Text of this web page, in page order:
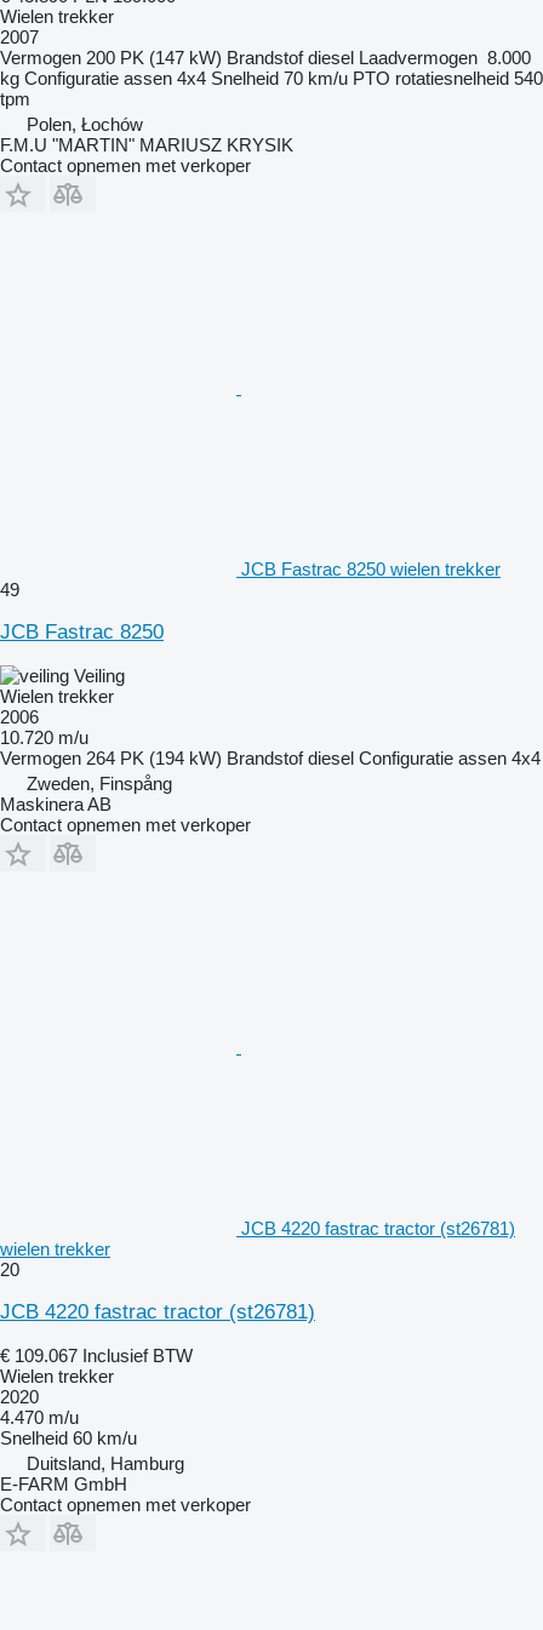
Wielen trekker
2007
Vermogen 200 PK (147 kW) Brandstof diesel Laadvermogen 8.000
kg Configuratie assen 4x4 Snelheid 70 km/u PTO rotatiesnelheid 540
tpm
Polen, Łochów
F.M.U "MARTIN" MARIUSZ KRYSIK
Contact opnemen met verkoper
JCB Fastrac 8250 wielen trekker
49
JCB Fastrac 8250
Veiling
Wielen trekker
2006
10.720 m/u
Vermogen 264 PK (194 kW) Brandstof diesel Configuratie assen 4x4
Zweden, Finspång
Maskinera AB
Contact opnemen met verkoper
JCB 4220 fastrac tractor (st26781)
wielen trekker
20
JCB 4220 fastrac tractor (st26781)
€ 109.067 Inclusief BTW
Wielen trekker
2020
4.470 m/u
Snelheid 60 km/u
Duitsland, Hamburg
E-FARM GmbH
Contact opnemen met verkoper